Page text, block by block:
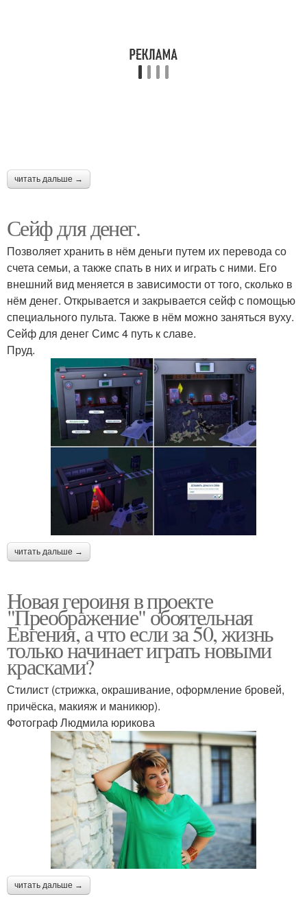
читать дальше →
Сейф для денег.
Позволяет хранить в нём деньги путем их перевода со
счета семьи, а также спать в них и играть с ними. Его
внешний вид меняется в зависимости от того, сколько в
нём денег. Открывается и закрывается сейф с помощью
специального пульта. Также в нём можно заняться вуху.
Сейф для денег Симс 4 путь к славе.
Пруд.
читать дальше →
Новая героиня в проекте
"Преображение" обоятельная
Евгения, а что если за 50, жизнь
только начинает играть новыми
красками?
Стилист (стрижка, окрашивание, оформление бровей,
причёска, макияж и маникюр).
Фотограф Людмила юрикова
читать дальше →